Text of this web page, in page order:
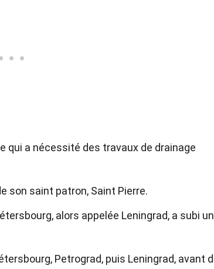
qui a nécessité des travaux de drainage
son saint patron, Saint Pierre.
alors appelée Leningrad, a subi un
Petrograd, puis Leningrad, avant